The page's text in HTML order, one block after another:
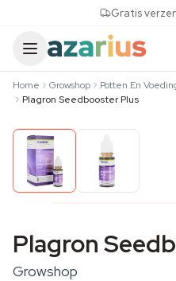
Gratis
Home Growshop Potten En
Plagron Seedbooster Plus
Plagron
Growshop